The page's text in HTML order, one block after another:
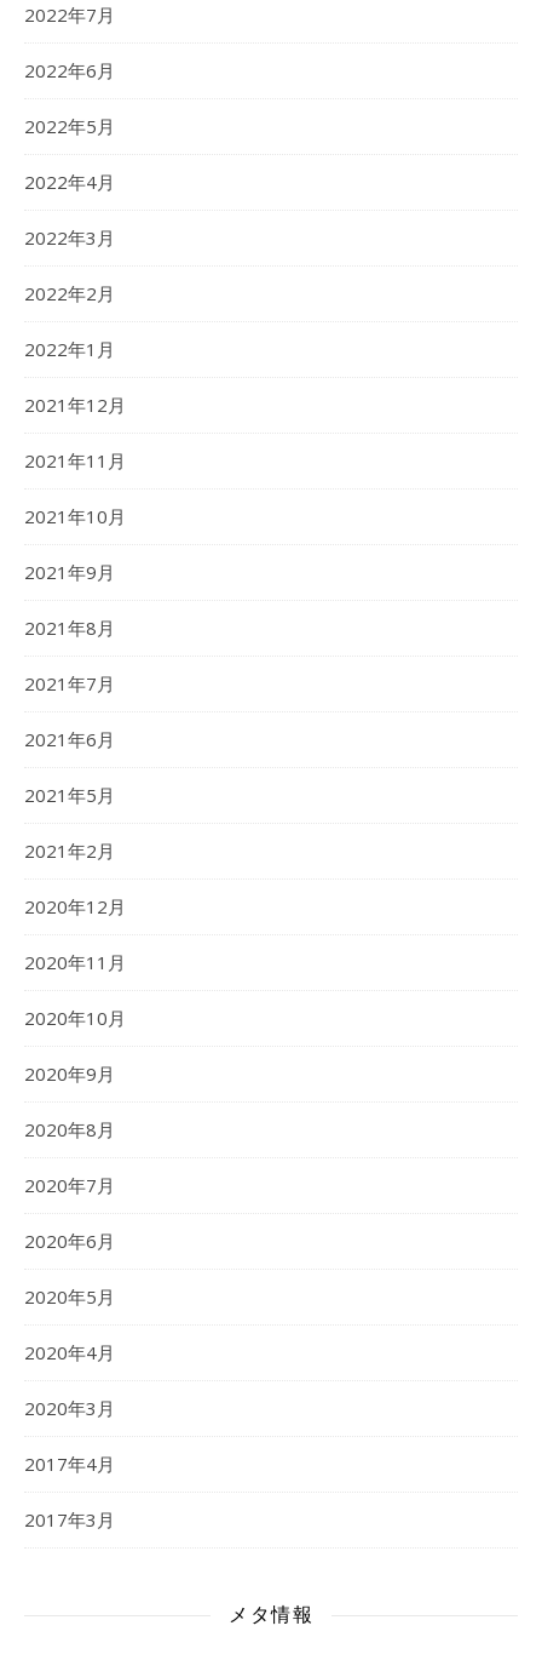
2022年7月
2022年6月
2022年5月
2022年4月
2022年3月
2022年2月
2022年1月
2021年12月
2021年11月
2021年10月
2021年9月
2021年8月
2021年7月
2021年6月
2021年5月
2021年2月
2020年12月
2020年11月
2020年10月
2020年9月
2020年8月
2020年7月
2020年6月
2020年5月
2020年4月
2020年3月
2017年4月
2017年3月
メタ情報